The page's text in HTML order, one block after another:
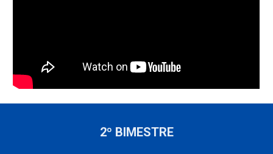
2º BIMESTRE